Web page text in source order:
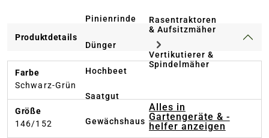
Pinienrinde
Dünger
Hochbeet
Saatgut
Gewächshaus
Rasentraktoren
& Aufsitzmäher
Vertikutierer &
Spindelmäher
Alles in
Gartengeräte & -
helfer anzeigen
Produktdetails
Farbe
Schwarz-Grün
Größe
146/152